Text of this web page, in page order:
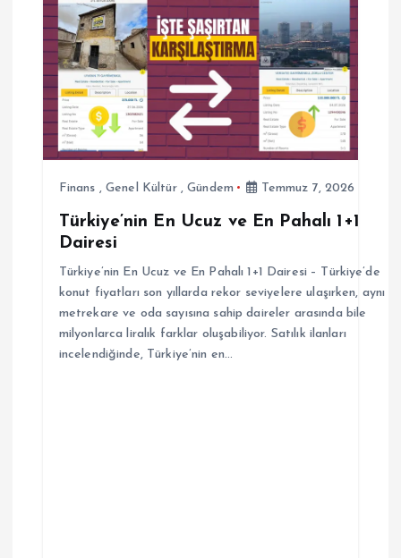
z
n
m
Finans ,Genel Kültür,Gündem Temmuz 7, 2026
Türkiye’nin En Ucuz ve En Pahalı 1+1
Dairesi
Türkiye’nin En Ucuz ve En Pahalı 1+1 Dairesi – Türkiye’de
konut fiyatları son yıllarda rekor seviyelere ulaşırken, aynı
metrekare ve oda sayısına sahip daireler arasında bile
milyonlarca liralık farklar oluşabiliyor. Satılık ilanları
incelendiğinde, Türkiye’nin en…